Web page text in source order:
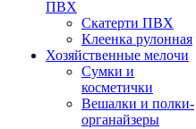
ПВХ
Скатерти ПВХ
Клеенка рулонная
Хозяйственные мелочи
Сумки и
косметички
Вешалки и полки-
органайзеры